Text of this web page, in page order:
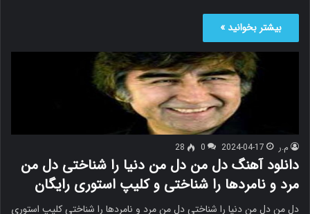
بیشتر بخوانید »
م.ر 2024-04-17
0
28
دانلود آهنگ دل من دل من دنیا را شناختی دل من
مرد و نامردها را شناختی و کلیپ استوری رایگان
دل من دل من دنیا را شناختی دل من مرد و نامردها را شناختی کلیپ استوری